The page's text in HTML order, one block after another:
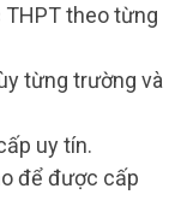
theo từng
từng trường và
uy tín.
để được cấp